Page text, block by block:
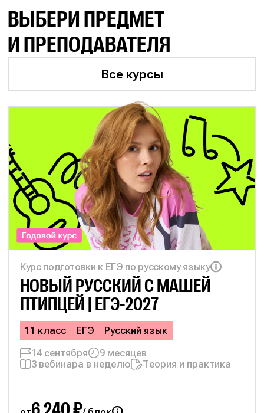
ВЫБЕРИ ПРЕДМЕТ
И ПРЕПОДАВАТЕЛЯ
Все курсы
Курс подготовки к ЕГЭ по русскому языку
НОВЫЙ РУССКИЙ СМАШЕЙ
ПТИПЦЕЙ | ЕГЭ-2027
11 класс ЕГЭ
Русский язык
14 сентября
9 месяцев
3 вебинара в неделю
Теория и практика